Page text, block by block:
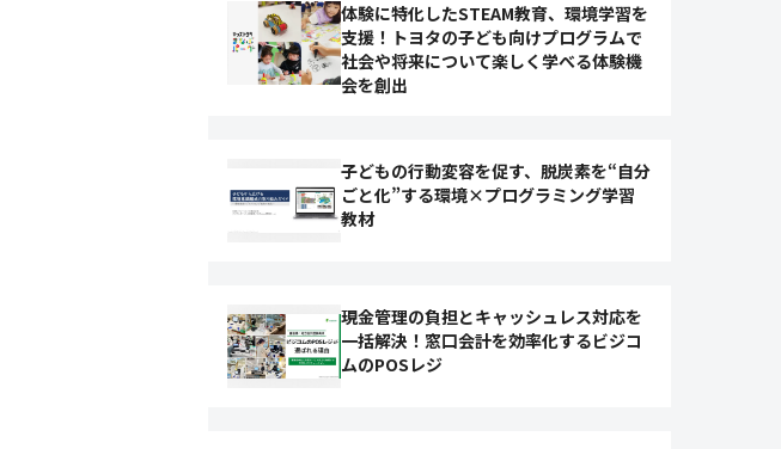
体験に特化したSTEAM教育、環境学習を
支援！トヨタの子ども向けプログラムで
社会や将来について楽しく学べる体験機
会を創出
子どもの行動変容を促す、脱炭素を“自分
ごと化”する環境×プログラミング学習
教材
現金管理の負担とキャッシュレス対応を
一括解決！窓口会計を効率化するビジコ
ムのPOSレジ